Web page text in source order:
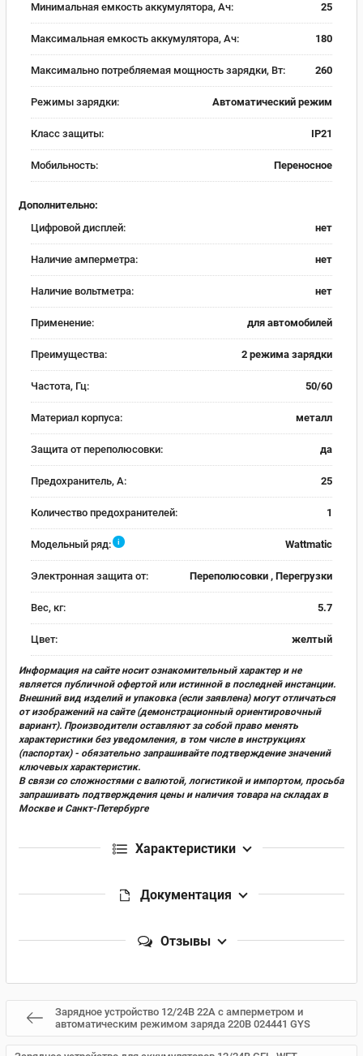
Минимальная емкость аккумулятора, Ач: 25
Максимальная емкость аккумулятора, Ач: 180
Максимально потребляемая мощность зарядки, Вт: 260
Режимы зарядки: Автоматический режим
Класс защиты: IP21
Мобильность: Переносное
Дополнительно:
Цифровой дисплей:
нет
Наличие амперметра: нет
Наличие вольтметра: нет
Применение: для автомобилей
Преимущества: 2 режима зарядки
Частота, Гц: 50/60
Материал корпуса: металл
Защита от переполюсовки: да
Предохранитель, А: 25
Количество предохранителей: 1
Модельный ряд: i Wattmatic
Электронная защита от: Переполюсовки , Перегрузки
Вес, кг: 5.7
Цвет: желтый
Информация на сайте носит ознакомительный характер и не
является публичной офертой или истинной в последней инстанции.
Внешний вид изделий и упаковка (если заявлена) могут отличаться
от изображений на сайте (демонстрационный ориентировочный
вариант). Производители оставляют за собой право менять
характеристики без уведомления, в том числе в инструкциях
(паспортах) - обязательно запрашивайте подтверждение значений
ключевых характеристик.
В связи со сложностями с валютой, логистикой и импортом, просьба
запрашивать подтверждения цены и наличия товара на складах в
Москве и Санкт-Петербурге
Характеристики
Документация
Отзывы
Зарядное устройство 12/24В 22А с амперметром и
автоматическим режимом заряда 220В 024441 GYS